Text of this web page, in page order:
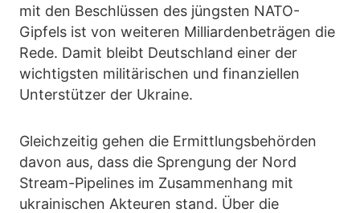
mit den Beschlüssen des jüngsten NATO-
Gipfels ist von weiteren Milliardenbeträgen die
Rede. Damit bleibt Deutschland einer der
wichtigsten militärischen und finanziellen
Unterstützer der Ukraine.
Gleichzeitig gehen die Ermittlungsbehörden
davon aus, dass die Sprengung der Nord
Stream-Pipelines im Zusammenhang mit
ukrainischen Akteuren stand. Über die